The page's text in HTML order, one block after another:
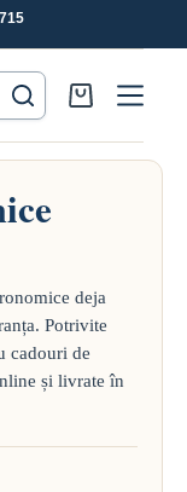
Coș
cumpărături
deja
Potrivite
cadouri de
și livrate în